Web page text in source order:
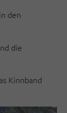
den
die
Kinnband